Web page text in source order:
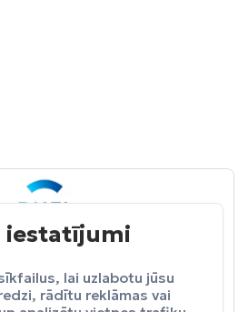
apdrošināšana
Apdrošināt
iestatījumi
lai uzlabotu jūsu
rādītu reklāmas vai